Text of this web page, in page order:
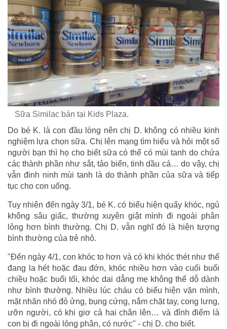
Sữa Similac bán tại Kids Plaza.
Do bé K. là con đầu lòng nên chị D. không có nhiều kinh
nghiệm lựa chọn sữa. Chị lên mạng tìm hiểu và hỏi một số
người bạn thì họ cho biết sữa có thể có mùi tanh do chứa
các thành phần như sắt, tảo biển, tinh dầu cá… do vậy, chị
vẫn đinh ninh mùi tanh là do thành phần của sữa và tiếp
tục cho con uống.
Tuy nhiên đến ngày 3/1, bé K. có biểu hiện quấy khóc, ngủ
không sâu giấc, thường xuyên giật mình đi ngoài phân
lỏng hơn bình thường. Chị D. vẫn nghĩ đó là hiện tượng
bình thường của trẻ nhỏ.
"Đến ngày 4/1, con khóc to hơn và có khi khóc thét như thể
đang la hét hoặc đau đớn, khóc nhiều hơn vào cuối buổi
chiều hoặc buổi tối, khóc dai dẳng mẹ không thể dỗ dành
như bình thường. Nhiều lúc cháu có biểu hiện vặn mình,
mặt nhăn nhó đỏ ửng, bụng cứng, nắm chặt tay, cong lưng,
ưỡn người, có khi giơ cả hai chân lên… và đỉnh điểm là
con bị đi ngoài lỏng phân, có nước" - chị D. cho biết.